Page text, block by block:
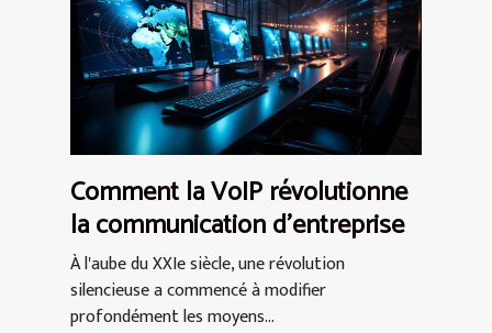
Comment la VoIP révolutionne
la communication d'entreprise
À l'aube du XXIe siècle, une révolution
silencieuse a commencé à modifier
profondément les moyens...